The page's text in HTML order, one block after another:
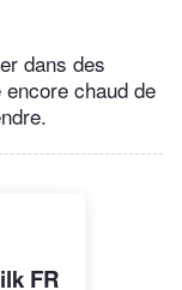
dans des
chaud de
FR